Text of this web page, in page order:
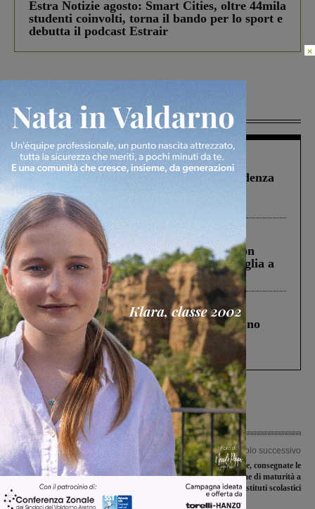
Estra Notizie agosto: Smart Cities, oltre 44mila
studenti coinvolti, torna il bando per lo sport e
debutta il podcast Estrair
Più lette
Figline Incisa Valdarno 1 Agosto 2026
Piscina di Figline finanziata oltre la scadenza
Pnrr, il gruppo di Fratelli d’Italia: “Un
ringraziamento al Governo”
Cronaca 3 Agosto 2026
Scomparso da una struttura di Castiglion
Fiorentino l’uomo che aveva ucciso la figlia a
Levane nel 2020
Cronaca 4 Agosto 2026
Un anno fa la strage in A1 in cui morirono
Gianni, Giulia e Franco. Lo schianto, il
processo, lo stop ai sorpassi fra tir....
Articolo precedente
La Reggello-Vallombrosa si correrà
l’8 dicembre
Articolo successivo
Poste Italiane, consegnate le
mascherine per l’esame di maturità a
21 istituti scolastici
×